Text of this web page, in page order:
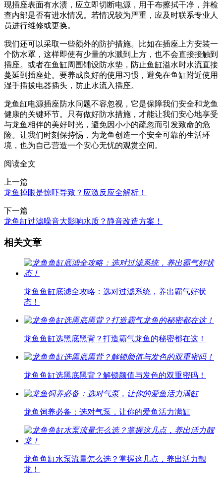
现插座表面有水渍，应立即切断电源，用干布擦拭干净，并检
查内部是否有进水情况。若情况较为严重，应及时联系专业人
员进行维修或更换。
我们还可以采取一些额外的防护措施。比如在插座上方安装一
个防水罩，这样即使有少量的水溅到上方，也不会直接接触到
插座。或者在鱼缸周围铺设防水垫，防止鱼缸溢水时水流直接
蔓延到插座处。要养成良好的使用习惯，避免在鱼缸附近使用
湿手插拔电器插头，防止水流入插座。
龙鱼缸电源插座防水问题不容忽视，它是保障我们安全和龙鱼
健康的关键环节。只有做好防水措施，才能让我们安心地享受
与龙鱼相伴的美好时光，避免因小小的疏忽而引发致命的危
险。让我们时刻保持惕，为龙鱼创造一个安全可靠的生活环
境，也为自己营造一个安心无忧的观赏空间。
阅读全文
上一篇
龙鱼掉眼是惊吓导致？应激反应全解析！
下一篇
龙鱼缸过滤噪音大影响水质？静音改造方案！
相关文章
龙鱼鱼缸底滤全攻略：选对过滤系统，养出霸气好状
态！
龙鱼鱼缸选黑底黑背？打造霸气龙鱼的秘密都在这！
龙鱼鱼缸选黑底黑背？解锁颜值与发色的双重密码！
龙鱼饲养必备：选对气泵，让你的爱鱼活力满缸
龙鱼鱼缸水泵流量怎么选？掌握这几点，养出活力靓
龙！